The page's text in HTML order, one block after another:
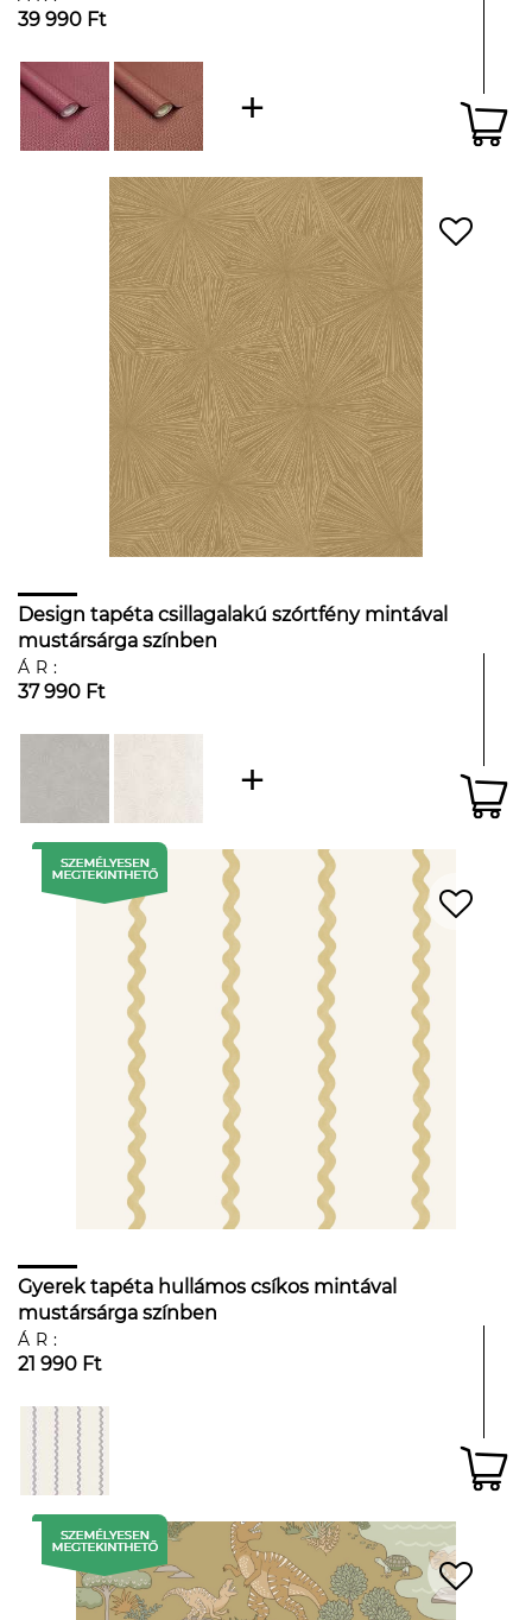
39 990 Ft
Design tapéta csillagalakú szórtfény mintával
mustársárga színben
ÁR:
37 990 Ft
Gyerek tapéta hullámos csíkos mintával
mustársárga színben
ÁR:
21 990 Ft